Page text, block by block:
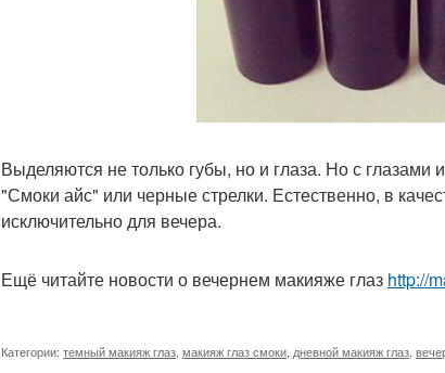
Выделяются не только губы, но и глаза. Но с глазами
"Смоки айс" или черные стрелки. Естественно, в
исключительно для вечера.
Ещё читайте новости о вечернем макияже глаз http://
Категории: темный макияж глаз макияж глаз смоки дневной макияж глаз